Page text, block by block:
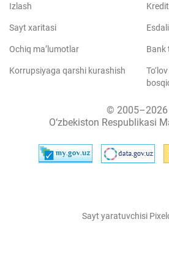
Izlash
Sayt xaritasi
Ochiq ma’lumotlar
Korrupsiyaga qarshi kurashish
Bank
© 2005–2026
O‘zbekiston Respublikasi
Sayt yaratuvchisi